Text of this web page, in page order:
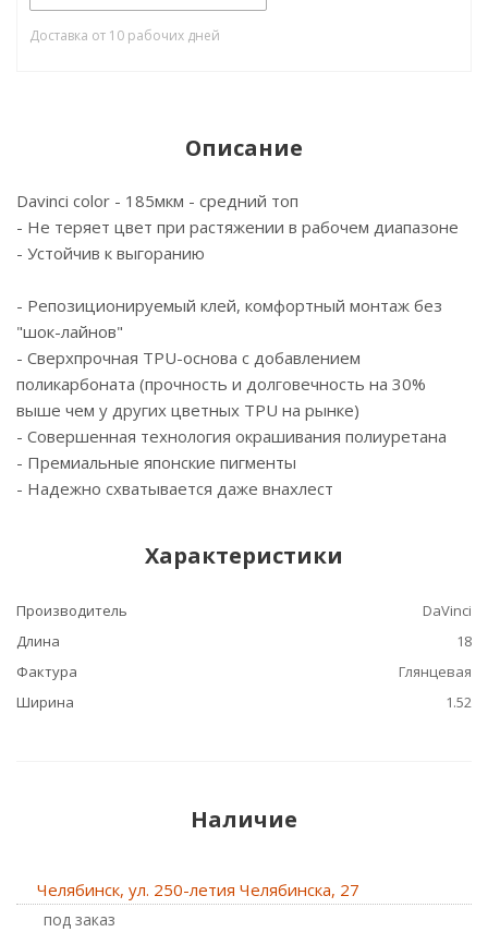
Доставка от 10 рабочих дней
Описание
Davinci color - 185мкм - средний топ
- Не теряет цвет при растяжении в рабочем диапазоне
- Устойчив к выгоранию
- Репозиционируемый клей, комфортный монтаж без
"шок-лайнов"
- Сверхпрочная TPU-основа с добавлением
поликарбоната (прочность и долговечность на 30%
выше чем у других цветных TPU на рынке)
- Cовершенная технология окрашивания полиуретана
- Премиальные японские пигменты
- Надежно схватывается даже внахлест
Характеристики
Производитель
DaVinci
Длина
18
Фактура
Глянцевая
Ширина
1.52
Наличие
Челябинск, ул. 250-летия Челябинска, 27
Под заказ